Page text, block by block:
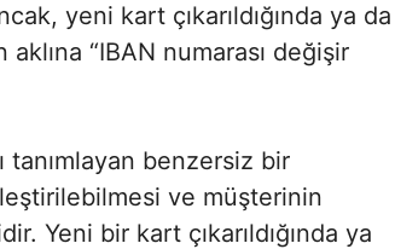
yeni kart çıkarıldığında ya da
“IBAN numarası değişir
tanımlayan benzersiz bir
ve müşterinin
Yeni bir kart çıkarıldığında ya